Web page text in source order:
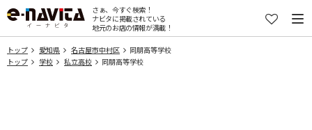
さぁ、今すぐ検索！
ナビタに掲載されている
地元のお店の情報が満載！
トップ 愛知県 名古屋市中村区
同朋高等学校
トップ
学校 私立高校 同朋高等学校